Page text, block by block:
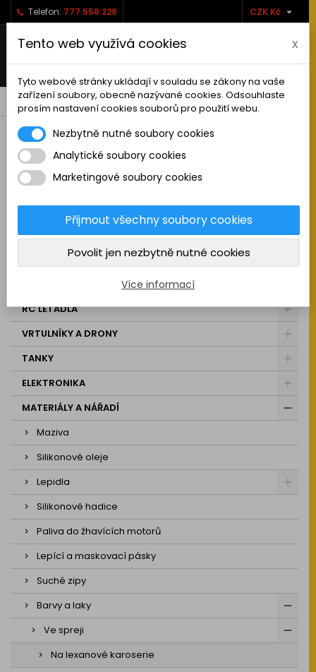
Telefon: 777 558 228 CZK Kč 
   shopping_cart0
RC AUTA
KAMIONY A NÁKLADNÍ AUTA
MAKETOVÉ DOPLŇKY
STAVEBNÍ STROJE
RC LETADLA
VRTULNÍKY A DRONY
TANKY
ELEKTRONIKA
MATERIÁLY A NÁŘADÍ
Maziva
Silikonové oleje
Lepidla
Silikonové hadice
Paliva do žhavících motorů
Lepící a maskovací pásky
Suché zipy
Barvy a laky
Ve spreji
Na lexanové karoserie
Tento web využívá cookies x
Tyto webové stránky ukládají v souladu se zákony na vaše
zařízení soubory, obecně nazývané cookies. Odsouhlaste
prosím nastavení cookies souborů pro použití webu.
Nezbytně nutné soubory cookies
Analytické soubory cookies
Marketingové soubory cookies
Přijmout všechny soubory cookies
Povolit jen nezbytně nutné cookies
Více informací